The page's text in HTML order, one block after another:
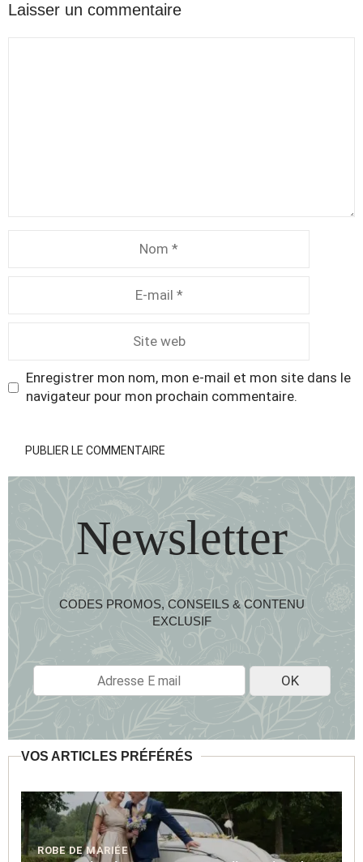
Laisser un commentaire
Enregistrer mon nom, mon e-mail et mon site dans le
navigateur pour mon prochain commentaire.
Newsletter
CODES PROMOS, CONSEILS & CONTENU
EXCLUSIF
E
I
L
OK
VOS ARTICLES PRÉFÉRÉS
ROBE DE MARIÉE